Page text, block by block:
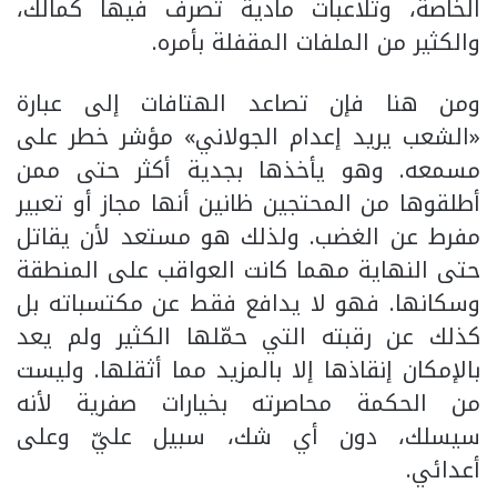
الخاصة، وتلاعبات مادية تصرف فيها كمالك،
والكثير من الملفات المقفلة بأمره.
ومن هنا فإن تصاعد الهتافات إلى عبارة
«الشعب يريد إعدام الجولاني» مؤشر خطر على
مسمعه. وهو يأخذها بجدية أكثر حتى ممن
أطلقوها من المحتجين ظانين أنها مجاز أو تعبير
مفرط عن الغضب. ولذلك هو مستعد لأن يقاتل
حتى النهاية مهما كانت العواقب على المنطقة
وسكانها. فهو لا يدافع فقط عن مكتسباته بل
كذلك عن رقبته التي حمّلها الكثير ولم يعد
بالإمكان إنقاذها إلا بالمزيد مما أثقلها. وليست
من الحكمة محاصرته بخيارات صفرية لأنه
سيسلك، دون أي شك، سبيل عليّ وعلى
أعدائي.